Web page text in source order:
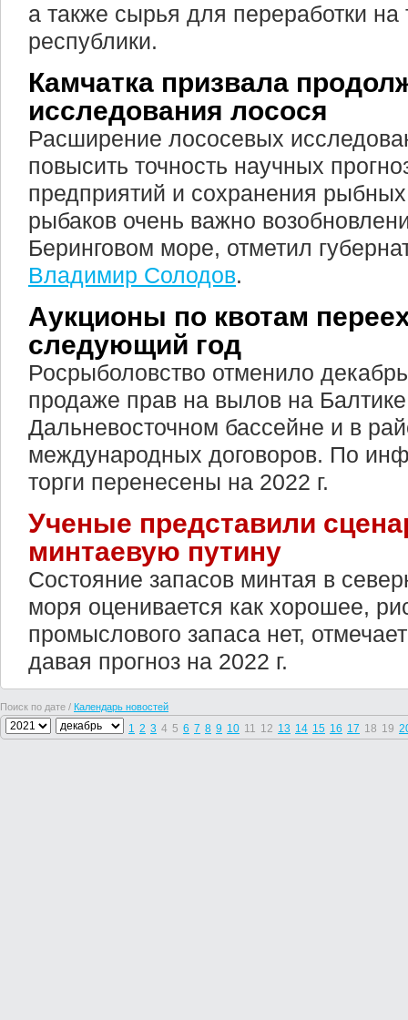
а также сырья для переработки на
республики.
Камчатка призвала
исследования лосося
Расширение лососевых
повысить точность научных
предприятий и сохранения
рыбаков очень важно
Беринговом море, отметил
Владимир Солодов.
Аукционы по квотам
следующий год
Росрыболовство отменило
продаже прав на вылов на
Дальневосточном бассейне и в
международных договоров. По
торги перенесены на 2022 г.
Ученые представили
минтаевую путину
Состояние запасов минтая в
моря оценивается как хорошее,
промыслового запаса нет,
давая прогноз на 2022 г.
Поиск по дате / Календарь новостей
1 2 3 4 5 6 7 8 9 10 11 12 13 14 15 16 17 18 19